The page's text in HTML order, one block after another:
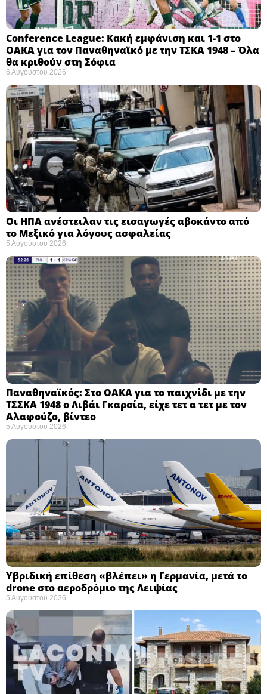
Conference League: Κακή εμφάνιση και 1-1 στο
ΟΑΚΑ για τον Παναθηναϊκό με την ΤΣΚΑ 1948 – Όλα
θα κριθούν στη Σόφια ​
6 Αυγούστου 2026
Οι ΗΠΑ ανέστειλαν τις εισαγωγές αβοκάντο από
το Μεξικό για λόγους ασφαλείας
5 Αυγούστου 2026
Παναθηναϊκός: Στο ΟΑΚΑ για το παιχνίδι με την
ΤΣΣΚΑ 1948 ο Λιβάι Γκαρσία, είχε τετ α τετ με τον
Αλαφούζο, βίντεο
5 Αυγούστου 2026
Υβριδική επίθεση «βλέπει» η Γερμανία, μετά το
drone στο αεροδρόμιο της Λειψίας
5 Αυγούστου 2026